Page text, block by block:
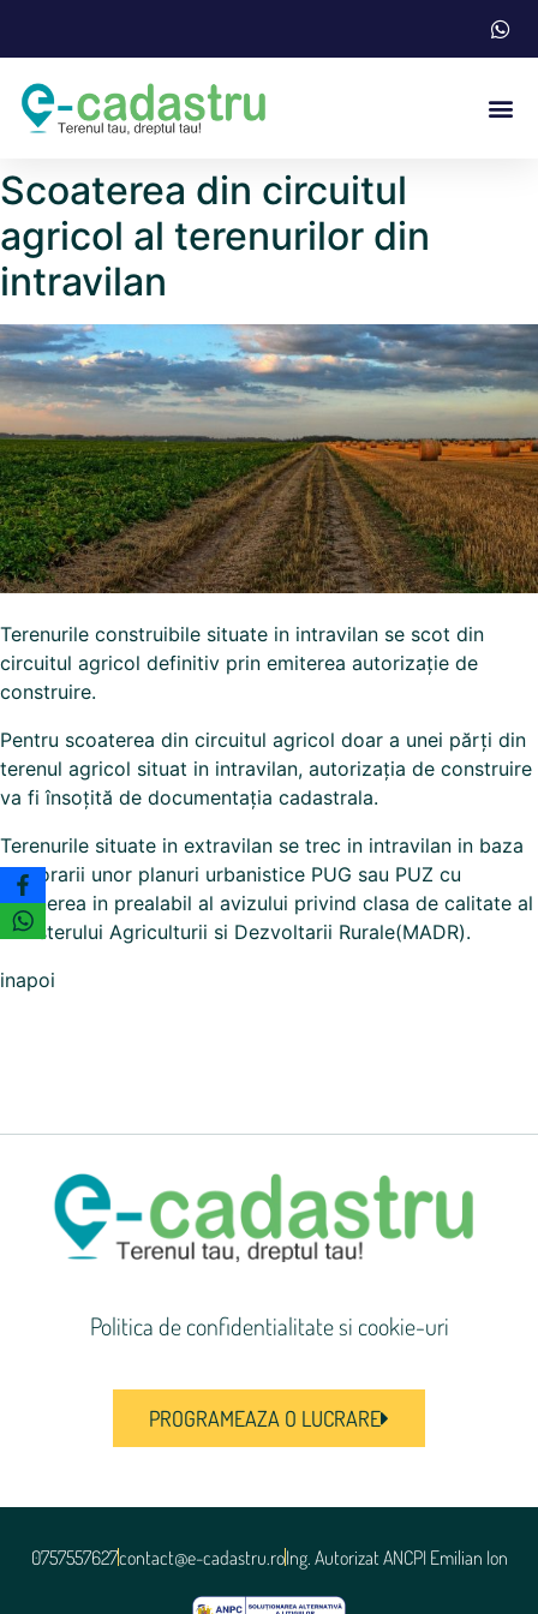
Scoaterea din circuitul
agricol al terenurilor din
intravilan
Terenurile construibile situate in intravilan se scot din
circuitul agricol definitiv prin emiterea autorizație de
construire.
Pentru scoaterea din circuitul agricol doar a unei părți din
terenul agricol situat in intravilan, autorizația de construire
va fi însoțită de documentația cadastrala.
Terenurile situate in extravilan se trec in intravilan in baza
elaborarii unor planuri urbanistice PUG sau PUZ cu
obtinerea in prealabil al avizului privind clasa de calitate al
Ministerului Agriculturii si Dezvoltarii Rurale(MADR).
inapoi
Politica de confidentialitate si cookie-uri
PROGRAMEAZA O LUCRARE
0757557627contact@e-cadastru.roIng. Autorizat ANCPI Emilian Ion